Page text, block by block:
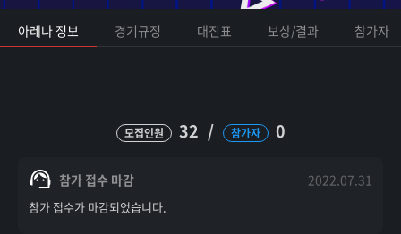
아레나 정보 경기규정 대진표 보상/결과 참가자
모집인원 32 / 참가자 0
참가 접수 마감 2022.07.31
참가 접수가 마감되었습니다.